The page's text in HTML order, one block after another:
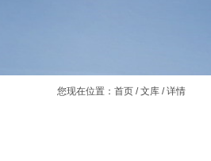
您现在位置： 首页 /文库 /详情